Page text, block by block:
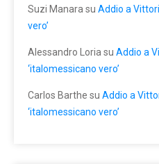
Suzi Manara su Addio a
vero’
Alessandro Loria su Addio a
‘italomessicano vero’
Carlos Barthe su Addio a
‘italomessicano vero’